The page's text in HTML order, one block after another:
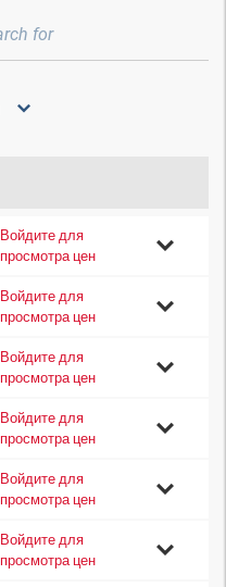
Войдите для
просмотра цен
Войдите для
просмотра цен
Войдите для
просмотра цен
Войдите для
просмотра цен
Войдите для
просмотра цен
Войдите для
просмотра цен